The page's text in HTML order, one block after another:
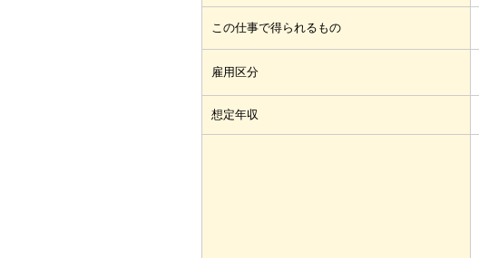
この仕事で得られるもの
雇用区分
想定年収